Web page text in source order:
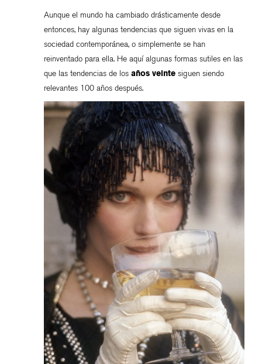
Aunque el mundo ha cambiado drásticamente desde
entonces, hay algunas tendencias que siguen vivas en la
sociedad contemporánea, o simplemente se han
reinventado para ella. He aquí algunas formas sutiles en las
que las tendencias de los años veintesiguen siendo
relevantes 100 años después.